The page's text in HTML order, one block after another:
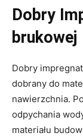
Dobry
brukowej
Dobry
dobrany do
nawierzchnia.
odpychania
materiału